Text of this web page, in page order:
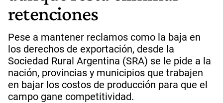
retenciones
Pese a mantener reclamos como la baja en
los derechos de exportación, desde la
Sociedad Rural Argentina (SRA) se le pide a la
nación, provincias y municipios que trabajen
en bajar los costos de producción para que el
campo gane competitividad.